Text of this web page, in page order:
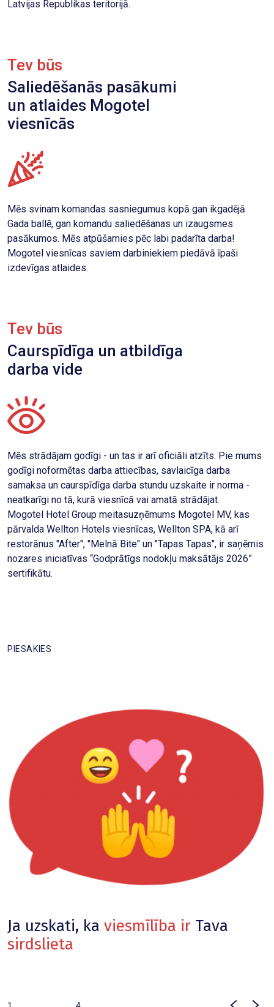
Latvijas Republikas teritorijā.
Tev būs
Saliedēšanās pasākumi
un atlaides Mogotel
viesnīcās
Mēs svinam komandas sasniegumus kopā gan ikgadējā
Gada ballē, gan komandu saliedēšanas un izaugsmes
pasākumos. Mēs atpūšamies pēc labi padarīta darba!
Mogotel viesnīcas saviem darbiniekiem piedāvā īpaši
izdevīgas atlaides.
Tev būs
Caurspīdīga un atbildīga
darba vide
Mēs strādājam godīgi - un tas ir arī oficiāli atzīts. Pie mums
godīgi noformētas darba attiecības, savlaicīga darba
samaksa un caurspīdīga darba stundu uzskaite ir norma -
neatkarīgi no tā, kurā viesnīcā vai amatā strādājat.
Mogotel Hotel Group meitasuzņēmums Mogotel MV, kas
pārvalda Wellton Hotels viesnīcas, Wellton SPA, kā arī
restorānus "After", "Melnā Bite" un "Tapas Tapas", ir saņēmis
nozares iniciatīvas “Godprātīgs nodokļu maksātājs 2026”
sertifikātu.
PIESAKIES
Ja uzskati, ka viesmīlība ir Tava
sirdslieta